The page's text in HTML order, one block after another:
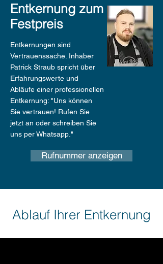
Ablauf Ihrer Entkernung
Entkernungen sind
Vertrauenssache. Inhaber
Patrick Straub spricht über
Erfahrungswerte und
Abläufe einer professionellen
Entkernung: "Uns können
Sie vertrauen! Rufen Sie
jetzt an oder schreiben Sie
uns per Whatsapp."
Entkernung zum
Festpreis
Rufnummer anzeigen